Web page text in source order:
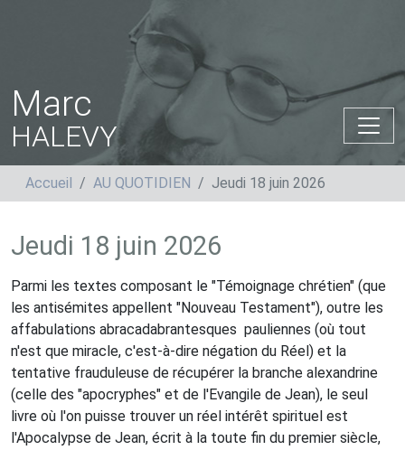
Marc
HALEVY
Accueil AU QUOTIDIEN Jeudi 18 juin 2026
Jeudi 18 juin 2026
Parmi les textes composant le "Témoignage chrétien" (que
les antisémites appellent "Nouveau Testament"), outre les
affabulations abracadabrantesques pauliennes (où tout
n'est que miracle, c'est-à-dire négation du Réel) et la
tentative frauduleuse de récupérer la branche alexandrine
(celle des "apocryphes" et de l'Evangile de Jean), le seul
livre où l'on puisse trouver un réel intérêt spirituel est
l'Apocalypse de Jean, écrit à la toute fin du premier siècle,